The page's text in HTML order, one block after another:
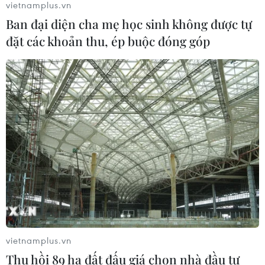
Phó Tổng Biên tập: NGUYỄN THỊ TÁM, KHÚC THANH
THỦY
Sở hữu trí tuệ
Quy định sử dụng
RSS
Hỗ trợ
Ngôn ngữ
TTXVN
Dịch vụ tin
Quảng cáo
Liên hệ
Giấy phép số: 1374/GP-BTTTT do Bộ Thông tin và Truyền thông
cấp ngày 11/9/2008.
Quảng cáo: Phó TBT Nguyễn Thị Tám: 093.5958688, Email:
tamvna@gmail.com
vietnamplus.vn
Ban đại diện cha mẹ học sinh không được tự
đặt các khoản thu, ép buộc đóng góp
vietnamplus.vn
Thu hồi 89 ha đất đấu giá chọn nhà đầu tư